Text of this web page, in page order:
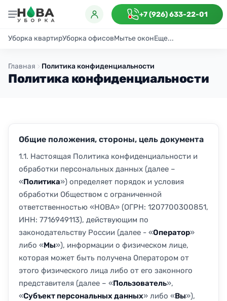
+7 (926) 633-22-01
Уборка квартирУборка офисовМытье оконЕще...
Главная
Политика конфиденциальности
Политика конфиденциальности
Общие положения, стороны, цель документа
1.1. Настоящая Политика конфиденциальности и
обработки персональных данных (далее –
«Политика») определяет порядок и условия
обработки Обществом с ограниченной
ответственностью «НОВА» (ОГРН: 1207700300851,
ИНН: 7716949113), действующим по
законодательству России (далее - «Оператор»
либо «Мы»), информации о физическом лице,
которая может быть получена Оператором от
этого физического лица либо от его законного
представителя (далее – «Пользователь»,
«Субъект персональных данных» либо «Вы»),